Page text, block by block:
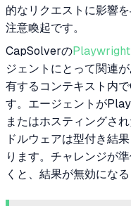
的なリクエストに影響
注意喚起です。
CapSolverのPlaywright
ジェントにとって関連
有するコンテキスト内
す。エージェントが
またはホスティングさ
ドルウェアは型付き結
ります。チャレンジが
くと、結果が無効にな